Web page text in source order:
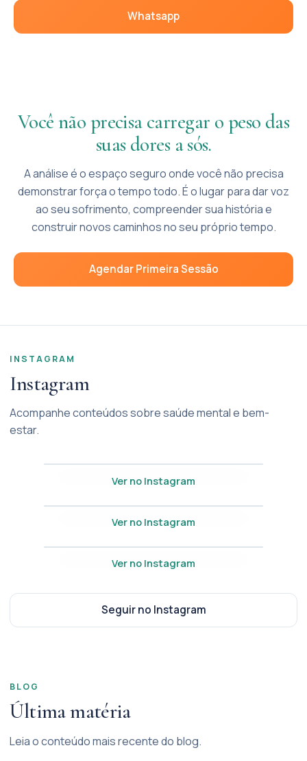
Whatsapp
Você não precisa carregar o peso das
suas dores a sós.
A análise é o espaço seguro onde você não precisa
demonstrar força o tempo todo. É o lugar para dar voz
ao seu sofrimento, compreender sua história e
construir novos caminhos no seu próprio tempo.
Agendar Primeira Sessão
INSTAGRAM
Instagram
Acompanhe conteúdos sobre saúde mental e bem-
estar.
Ver no Instagram
Ver no Instagram
Ver no Instagram
Seguir no Instagram
BLOG
Última matéria
Leia o conteúdo mais recente do blog.